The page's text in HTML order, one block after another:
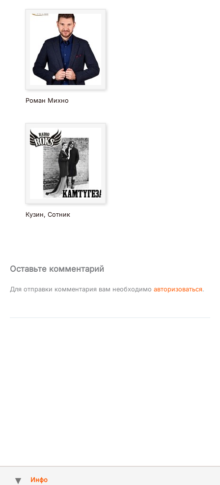
Роман Михно
Кузин, Сотник
Оставьте комментарий
Для отправки комментария вам необходимо авторизоваться.
Инфо